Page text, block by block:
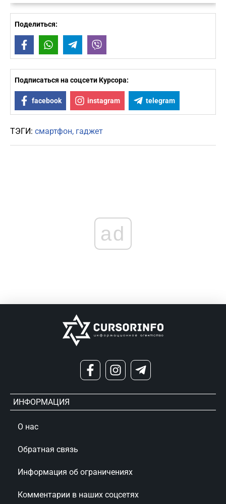
Поделиться:
FacebookWhatsAppTelegram
Подписаться на соцсети Курсора:
facebook instagram telegram
ТЭГИ: смартфон гаджет
ad
ИНФОРМАЦИЯ
О нас
Обратная связь
Информация об ограничениях
Комментарии в наших соцсетях